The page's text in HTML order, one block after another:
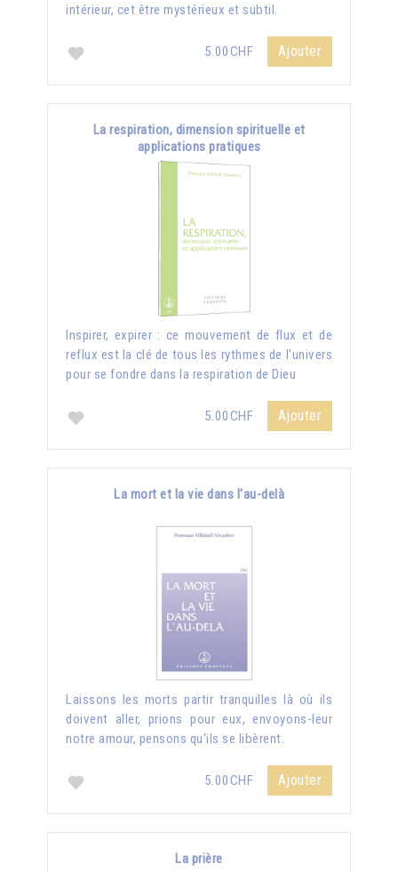
intérieur, cet être mystérieux et subtil.
5.00CHF Ajouter
La respiration, dimension spirituelle et
applications pratiques
Inspirer, expirer : ce mouvement de flux et de
reflux est la clé de tous les rythmes de l'univers
pour se fondre dans la respiration de Dieu
5.00CHF Ajouter
La mort et la vie dans l'au-delà
Laissons les morts partir tranquilles là où ils
doivent aller, prions pour eux, envoyons-leur
notre amour, pensons qu'ils se libèrent.
5.00CHF Ajouter
La prière